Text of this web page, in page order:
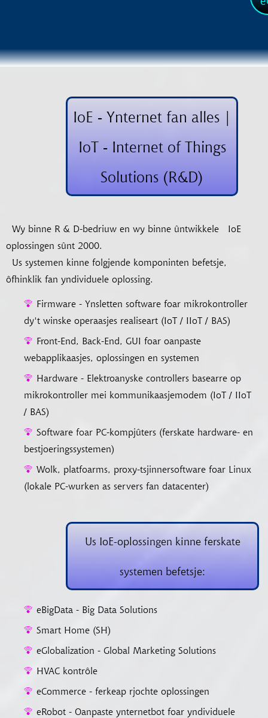
IoE - Ynternet fan alles |
IoT - Internet of Things
Solutions (R&D)
Wy binne R & D-bedriuw en wy binne ûntwikkele
IoE
oplossingen sûnt 2000.
Us systemen kinne folgjende komponinten befetsje,
ôfhinklik fan yndividuele oplossing.
Firmware - Ynsletten software foar mikrokontroller
dy't winske operaasjes realiseart (IoT / IIoT / BAS)
Front-End, Back-End, GUI foar oanpaste
webapplikaasjes, oplossingen en systemen
Hardware - Elektroanyske controllers basearre op
mikrokontroller mei kommunikaasjemodem (IoT / IIoT
/ BAS)
Software foar PC-kompjûters (ferskate hardware- en
bestjoeringssystemen)
Wolk, platfoarms, proxy-tsjinnersoftware foar Linux
(lokale PC-wurken as servers fan datacenter)
Us IoE-oplossingen kinne ferskate
systemen befetsje:
eBigData - Big Data Solutions
Smart Home (SH)
eGlobalization - Global Marketing Solutions
HVAC kontrôle
eCommerce - ferkeap rjochte oplossingen
eRobot - Oanpaste ynternetbot foar yndividuele